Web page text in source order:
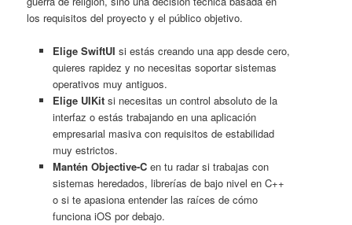
los requisitos del proyecto y el público objetivo.
Elige SwiftUI si estás creando una app desde cero,
quieres rapidez y no necesitas soportar sistemas
operativos muy antiguos.
Elige UIKitsi necesitas un control absoluto de la
interfaz o estás trabajando en una aplicación
empresarial masiva con requisitos de estabilidad
muy estrictos.
Mantén Objective-Cen tu radar si trabajas con
sistemas heredados, librerías de bajo nivel en C++
o si te apasiona entender las raíces de cómo
funciona iOS por debajo.